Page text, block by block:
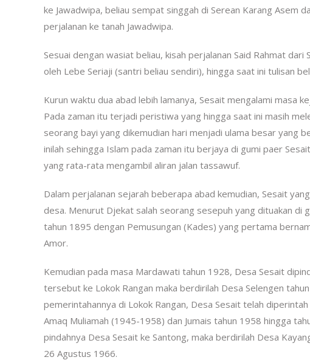
ke Jawadwipa, beliau sempat singgah di Serean Karang Asem
perjalanan ke tanah Jawadwipa.
Sesuai dengan wasiat beliau, kisah perjalanan Said Rahmat
oleh Lebe Seriaji (santri beliau sendiri), hingga saat ini tulisan
Kurun waktu dua abad lebih lamanya, Sesait mengalami masa
Pada zaman itu terjadi peristiwa yang hingga saat ini masih
seorang bayi yang dikemudian hari menjadi ulama besar yang
inilah sehingga Islam pada zaman itu berjaya di gumi paer
yang rata-rata mengambil aliran jalan tassawuf.
Dalam perjalanan sejarah beberapa abad kemudian, Sesait
desa. Menurut Djekat salah seorang sesepuh yang dituakan di
tahun 1895 dengan Pemusungan (Kades) yang pertama
Amor.
Kemudian pada masa Mardawati tahun 1928, Desa Sesait
tersebut ke Lokok Rangan maka berdirilah Desa Selengen
pemerintahannya di Lokok Rangan, Desa Sesait telah
Amaq Muliamah (1945-1958) dan Jumais tahun 1958 hingga
pindahnya Desa Sesait ke Santong, maka berdirilah Desa
26 Agustus 1966.